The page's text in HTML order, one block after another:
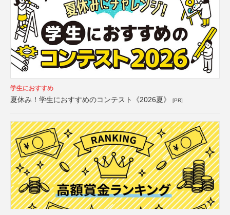
学生におすすめ
夏休み！学生におすすめのコンテスト《2026夏》 [PR]